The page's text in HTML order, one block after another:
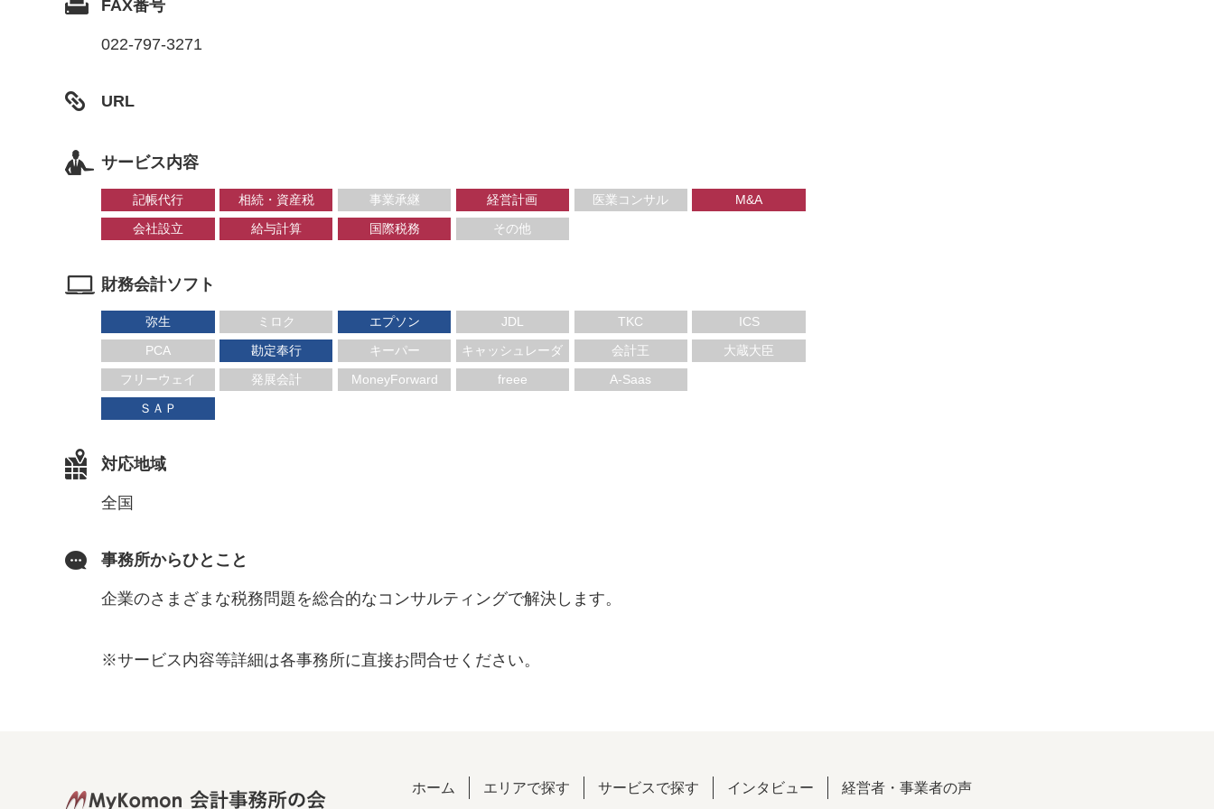
FAX番号
022-797-3271
URL
サービス内容
記帳代行 相続・資産税 事業承継 経営計画 医業コンサル
M&A
会社設立
給与計算 国際税務 その他
財務会計ソフト
弥生 ミロク エプソン JDL TKC
ICS
PCA
勘定奉行 キーパー
キャッシュレーダ
ー
会計王
大蔵大臣
フリーウェイ
発展会計 MoneyForward freee
A-Saas
ＳＡＰ
対応地域
全国
事務所からひとこと
企業のさまざまな税務問題を総合的なコンサルティングで解決します。
※サービス内容等詳細は各事務所に直接お問合せください。
ホーム エリアで探す サービスで探す インタビュー 経営者・事業者の声